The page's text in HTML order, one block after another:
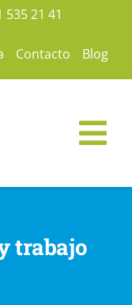
535 21 41
Contacto Blog
trabajo